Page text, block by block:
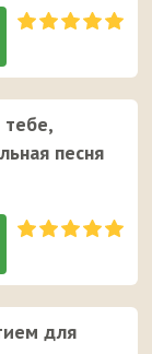
песня
для